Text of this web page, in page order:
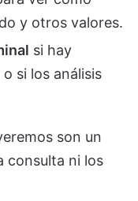
y otros valores.
si hay
si los análisis
son un
consulta ni los